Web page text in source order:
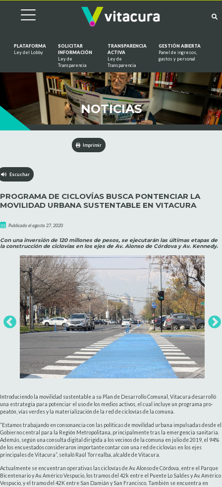
PLATAFORMA
Ley del Lobby
SOLICITAR
INFORMACIÓN
Ley de
Transparencia
TRANSPARENCIA
ACTIVA
Ley de
Transparencia
GESTIÓN ABIERTA
Panel de ingresos,
gastos y personal
NOTICIAS
Imprimir
Escuchar
PROGRAMA DE CICLOVÍAS BUSCA PONTENCIAR LA
MOVILIDAD URBANA SUSTENTABLE EN VITACURA
Publicado el agosto 27, 2020
Con una inversión de 120 millones de pesos, se ejecutarán las últimas etapas de
la construcción de ciclovías en los ejes de Av. Alonso de Córdova y Av. Kennedy.
Introduciendo la movilidad sustentable a su Plan de Desarrollo Comunal, Vitacura desarrolló
una estrategia para potenciar el uso de los medios activos, el cual incluye un programa pro-
peatón, vías verdes y la materialización de la red de ciclovías de la comuna.
“Estamos trabajando en consonancia con las políticas de movilidad urbana impulsadas desde el
Gobierno central para la Región Metropolitana, principalmente tras la emergencia sanitaria.
Además, según una consulta digital dirigida a los vecinos de la comuna en julio de 2019, el 94%
de los encuestados consideraron importante contar con una red de ciclovías en los ejes
principales de Vitacura”, señaló Raúl Torrealba, alcalde de Vitacura.
Actualmente se encuentran operativas las ciclovías de Av. Alonso de Córdova, entre el Parque
Bicentenario y Av. Américo Vespucio, los tramos del 42k entre el Puente Lo Saldes y Av. Américo
Vespucio, y el tramo del 42K entre San Damián y San Francisco. También se encuentra en